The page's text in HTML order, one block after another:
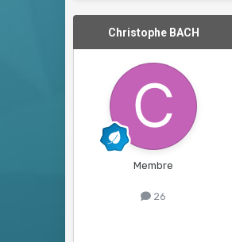
Christophe BACH
Membre
26